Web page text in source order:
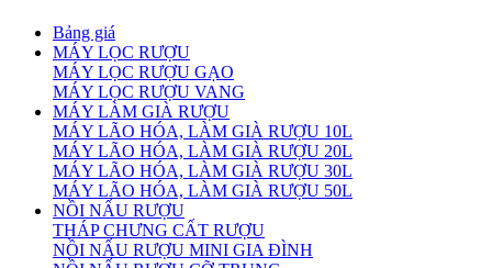
Bảng giá
MÁY LỌC RƯỢU
MÁY LỌC RƯỢU GẠO
MÁY LỌC RƯỢU VANG
MÁY LÀM GIÀ RƯỢU
MÁY LÃO HÓA, LÀM GIÀ RƯỢU 10L
MÁY LÃO HÓA, LÀM GIÀ RƯỢU 20L
MÁY LÃO HÓA, LÀM GIÀ RƯỢU 30L
MÁY LÃO HÓA, LÀM GIÀ RƯỢU 50L
NỒI NẤU RƯỢU
THÁP CHƯNG CẤT RƯỢU
NỒI NẤU RƯỢU MINI GIA ĐÌNH